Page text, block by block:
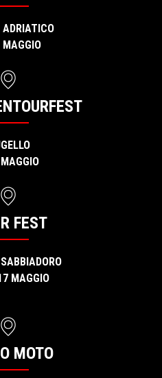
FEST
MAGGIO
MOTO